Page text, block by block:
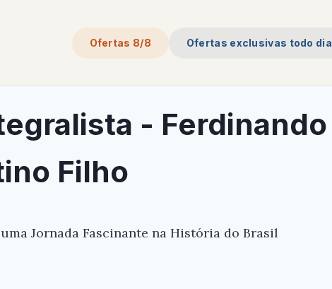
Ofertas 8/8 Ofertas exclusivas todo dia
- Ferdinando
Filho
Jornada Fascinante na História do Brasil